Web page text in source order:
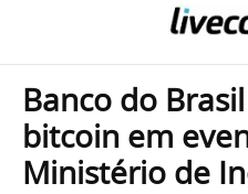
Banco do
bitcoin em
Ministério de